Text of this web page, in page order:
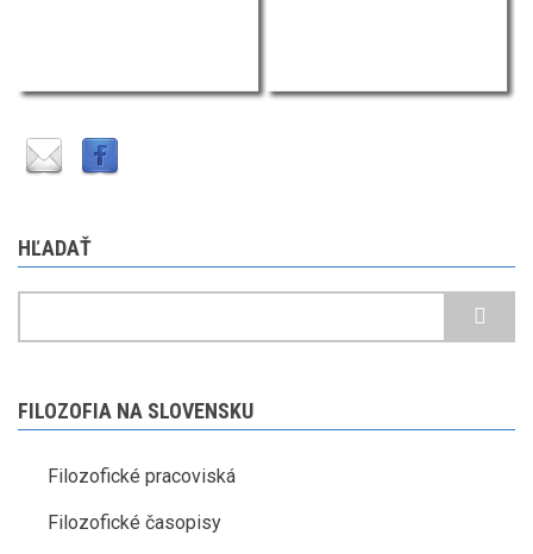
HĽADAŤ
FILOZOFIA NA SLOVENSKU
Filozofické pracoviská
Filozofické časopisy